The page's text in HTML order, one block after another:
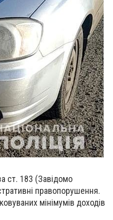
ст. 183 (Завідомо
правопорушення.
мінімумів доходів